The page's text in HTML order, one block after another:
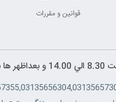
قوانين و مقررات